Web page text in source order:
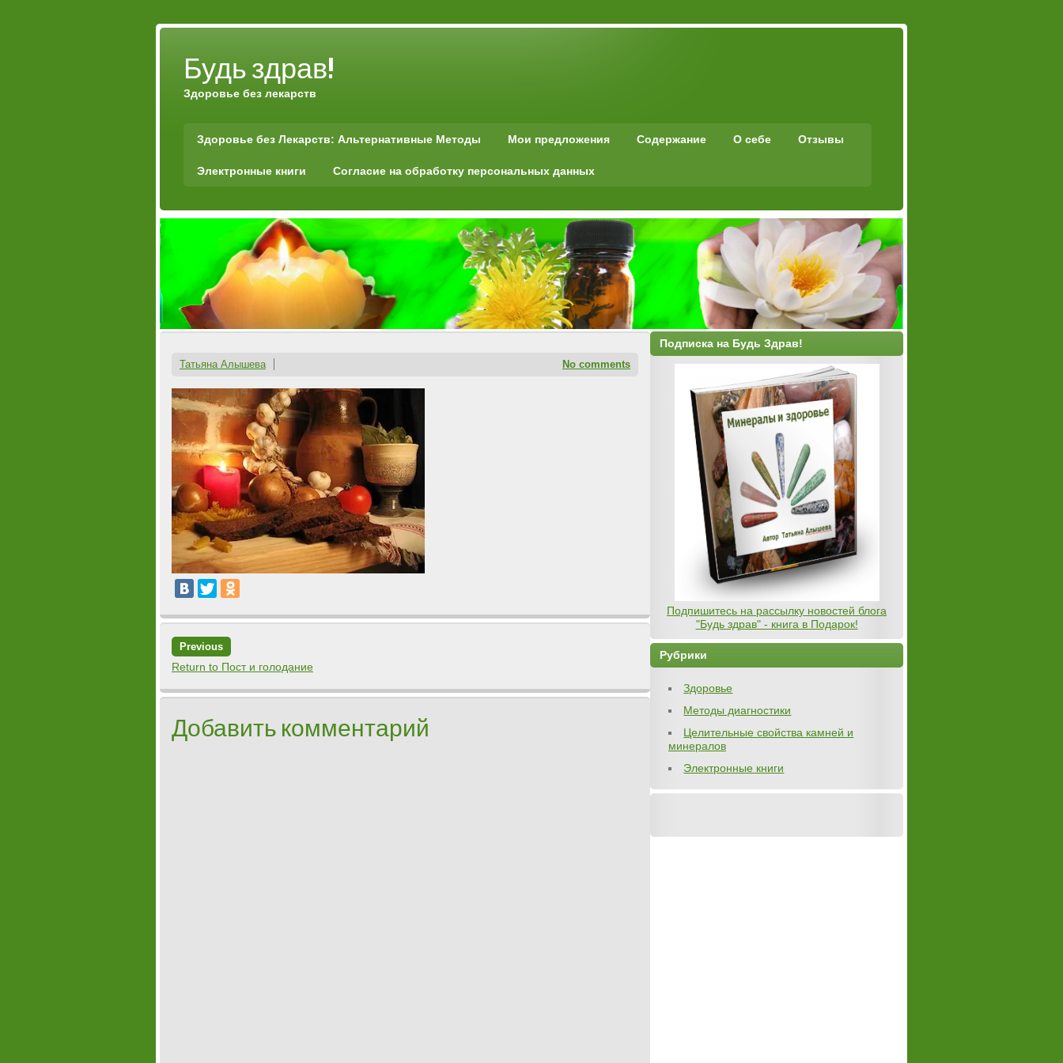
Будь здрав!
Здоровье без лекарств
Здоровье без Лекарств: Альтернативные Методы Мои предложения Содержание О себе Отзывы
Электронные книги Согласие на обработку персональных данных
Татьяна Алышева No comments
Previous
Return to Пост и голодание
Добавить комментарий
Подписка на Будь Здрав!
Подпишитесь на рассылку новостей блога
"Будь здрав" - книга в Подарок!
Рубрики
Здоровье
Методы диагностики
Целительные свойства камней и
минералов
Электронные книги